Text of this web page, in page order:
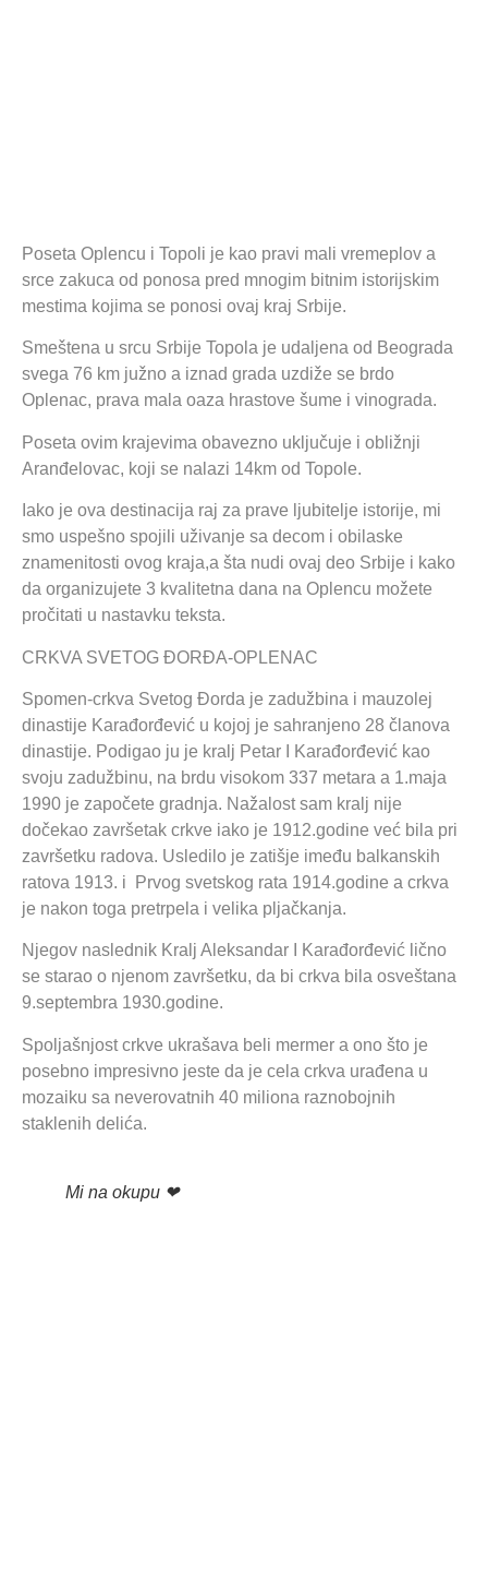
Poseta Oplencu i Topoli je kao pravi mali vremeplov a
srce zakuca od ponosa pred mnogim bitnim istorijskim
mestima kojima se ponosi ovaj kraj Srbije.
Smeštena u srcu Srbije Topola je udaljena od Beograda
svega 76 km južno a iznad grada uzdiže se brdo
Oplenac, prava mala oaza hrastove šume i vinograda.
Poseta ovim krajevima obavezno uključuje i obližnji
Aranđelovac, koji se nalazi 14km od Topole.
Iako je ova destinacija raj za prave ljubitelje istorije, mi
smo uspešno spojili uživanje sa decom i obilaske
znamenitosti ovog kraja,a šta nudi ovaj deo Srbije i kako
da organizujete 3 kvalitetna dana na Oplencu možete
pročitati u nastavku teksta.
CRKVA SVETOG ĐORĐA-OPLENAC
Spomen-crkva Svetog Đorda je zadužbina i mauzolej
dinastije Karađorđević u kojoj je sahranjeno 28 članova
dinastije. Podigao ju je kralj Petar I Karađorđević kao
svoju zadužbinu, na brdu visokom 337 metara a 1.maja
1990 je započete gradnja. Nažalost sam kralj nije
dočekao završetak crkve iako je 1912.godine već bila pri
završetku radova. Usledilo je zatišje imeđu balkanskih
ratova 1913. i Prvog svetskog rata 1914.godine a crkva
je nakon toga pretrpela i velika pljačkanja.
Njegov naslednik Kralj Aleksandar I Karađorđević lično
se starao o njenom završetku, da bi crkva bila osveštana
9.septembra 1930.godine.
Spoljašnjost crkve ukrašava beli mermer a ono što je
posebno impresivno jeste da je cela crkva urađena u
mozaiku sa neverovatnih 40 miliona raznobojnih
staklenih delića.
Mi na okupu ❤